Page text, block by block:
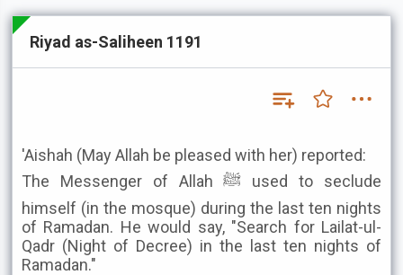
Riyad as-Saliheen 1191
'Aishah (May Allah be pleased with her) reported:
The Messenger of Allah ﷺ used to seclude
himself (in the mosque) during the last ten nights
of Ramadan. He would say, "Search for Lailat-ul-
Qadr (Night of Decree) in the last ten nights of
Ramadan."